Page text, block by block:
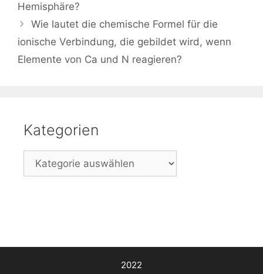
Hemisphäre?
Wie lautet die chemische Formel für die
ionische Verbindung, die gebildet wird, wenn
Elemente von Ca und N reagieren?
Kategorien
Kategorien
2022